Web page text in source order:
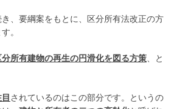
、要綱案をもとに、区分所有法改正の方
。
分所有建物の再生の円滑化を図る方策、と
されているのはこの部分です。というの